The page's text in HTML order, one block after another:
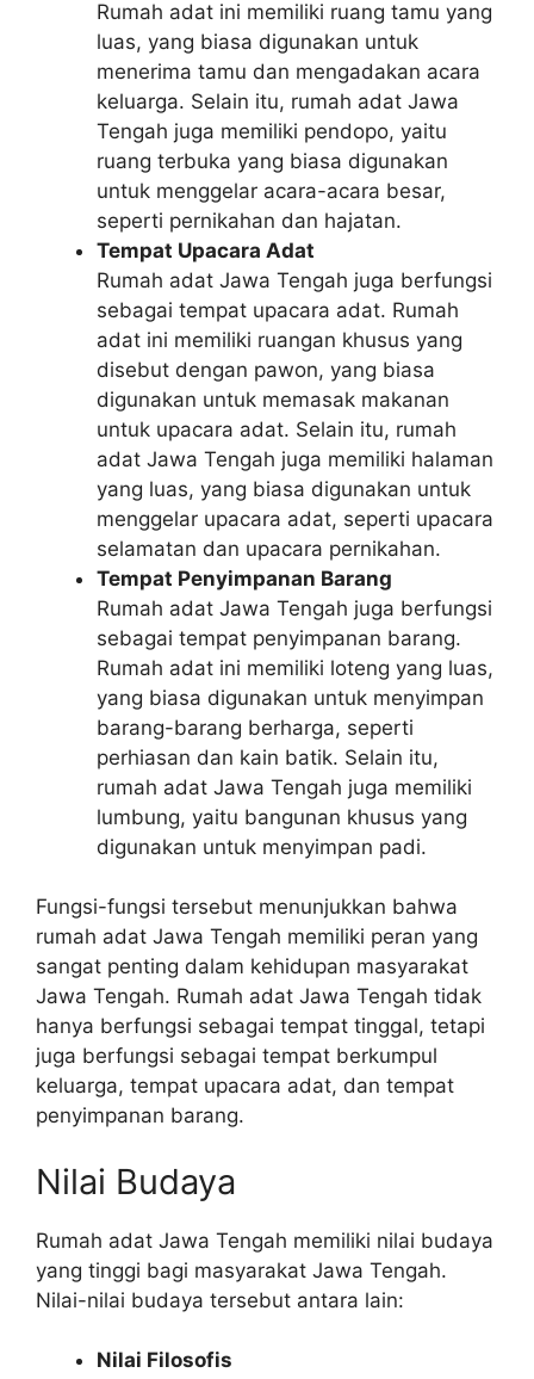
Rumah adat ini memiliki ruang tamu yang
luas, yang biasa digunakan untuk
menerima tamu dan mengadakan acara
keluarga. Selain itu, rumah adat Jawa
Tengah juga memiliki pendopo, yaitu
ruang terbuka yang biasa digunakan
untuk menggelar acara-acara besar,
seperti pernikahan dan hajatan.
Tempat Upacara Adat
Rumah adat Jawa Tengah juga berfungsi
sebagai tempat upacara adat. Rumah
adat ini memiliki ruangan khusus yang
disebut dengan pawon, yang biasa
digunakan untuk memasak makanan
untuk upacara adat. Selain itu, rumah
adat Jawa Tengah juga memiliki halaman
yang luas, yang biasa digunakan untuk
menggelar upacara adat, seperti upacara
selamatan dan upacara pernikahan.
Tempat Penyimpanan Barang
Rumah adat Jawa Tengah juga berfungsi
sebagai tempat penyimpanan barang.
Rumah adat ini memiliki loteng yang luas,
yang biasa digunakan untuk menyimpan
barang-barang berharga, seperti
perhiasan dan kain batik. Selain itu,
rumah adat Jawa Tengah juga memiliki
lumbung, yaitu bangunan khusus yang
digunakan untuk menyimpan padi.
Fungsi-fungsi tersebut menunjukkan bahwa
rumah adat Jawa Tengah memiliki peran yang
sangat penting dalam kehidupan masyarakat
Jawa Tengah. Rumah adat Jawa Tengah tidak
hanya berfungsi sebagai tempat tinggal, tetapi
juga berfungsi sebagai tempat berkumpul
keluarga, tempat upacara adat, dan tempat
penyimpanan barang.
Nilai Budaya
Rumah adat Jawa Tengah memiliki nilai budaya
yang tinggi bagi masyarakat Jawa Tengah.
Nilai-nilai budaya tersebut antara lain:
Nilai Filosofis